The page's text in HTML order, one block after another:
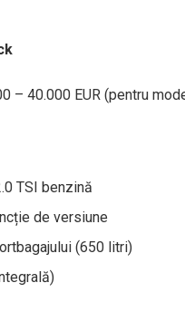
– 40.000 EUR (pentru
TSI benzină
de versiune
(650 litri)